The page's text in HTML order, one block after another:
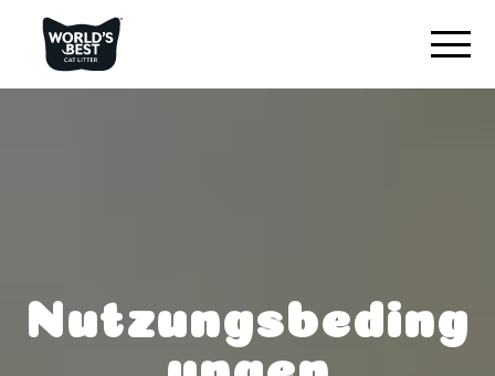
Mit Lavendelduft für mehrere Katzen
Katzenstreu mit geringer Verteilung
Nutzungsbeding
ungen